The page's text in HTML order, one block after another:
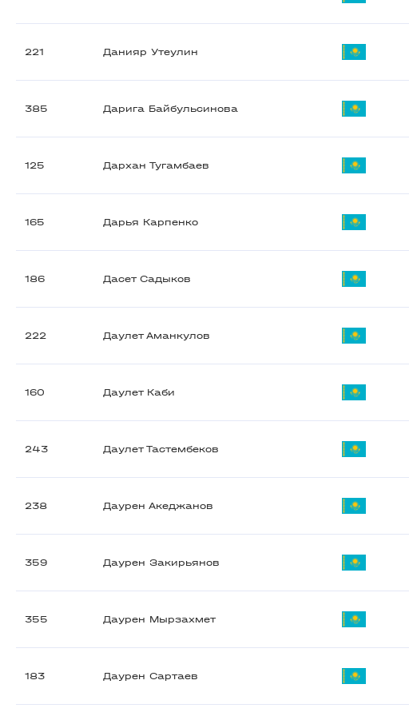
221 Данияр Утеулин
385 Дарига Байбульсинова
125 Дархан Тугамбаев
165 Дарья Карпенко
186 Дасет Садыков
222 Даулет Аманкулов
160 Даулет Каби
243 Даулет Тастембеков
238 Даурен Акеджанов
359 Даурен Закирьянов
355 Даурен Мырзахмет
183 Даурен Сартаев